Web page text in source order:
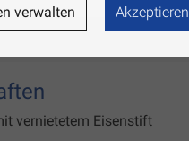
vernietetem Eisenstift
verwalten Akzeptieren